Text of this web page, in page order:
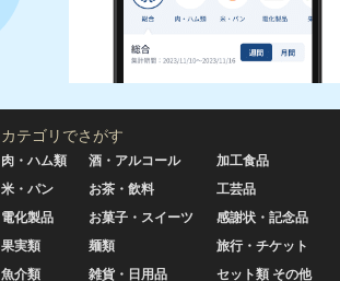
カテゴリでさがす
肉・ハム類
米・パン
電化製品
果実類
魚介類
酒・アルコール
お茶・飲料
お菓子・スイーツ
麺類
雑貨・日用品
加工食品
工芸品
感謝状・記念品
旅行・チケット
セット類 その他